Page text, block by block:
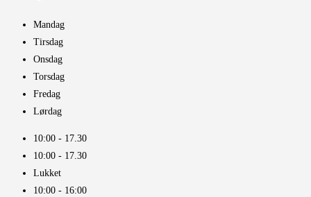
Mandag
Tirsdag
Onsdag
Torsdag
Fredag
Lørdag
10:00 - 17.30​
10:00 - 17.30​
Lukket
10:00 - 16:00​